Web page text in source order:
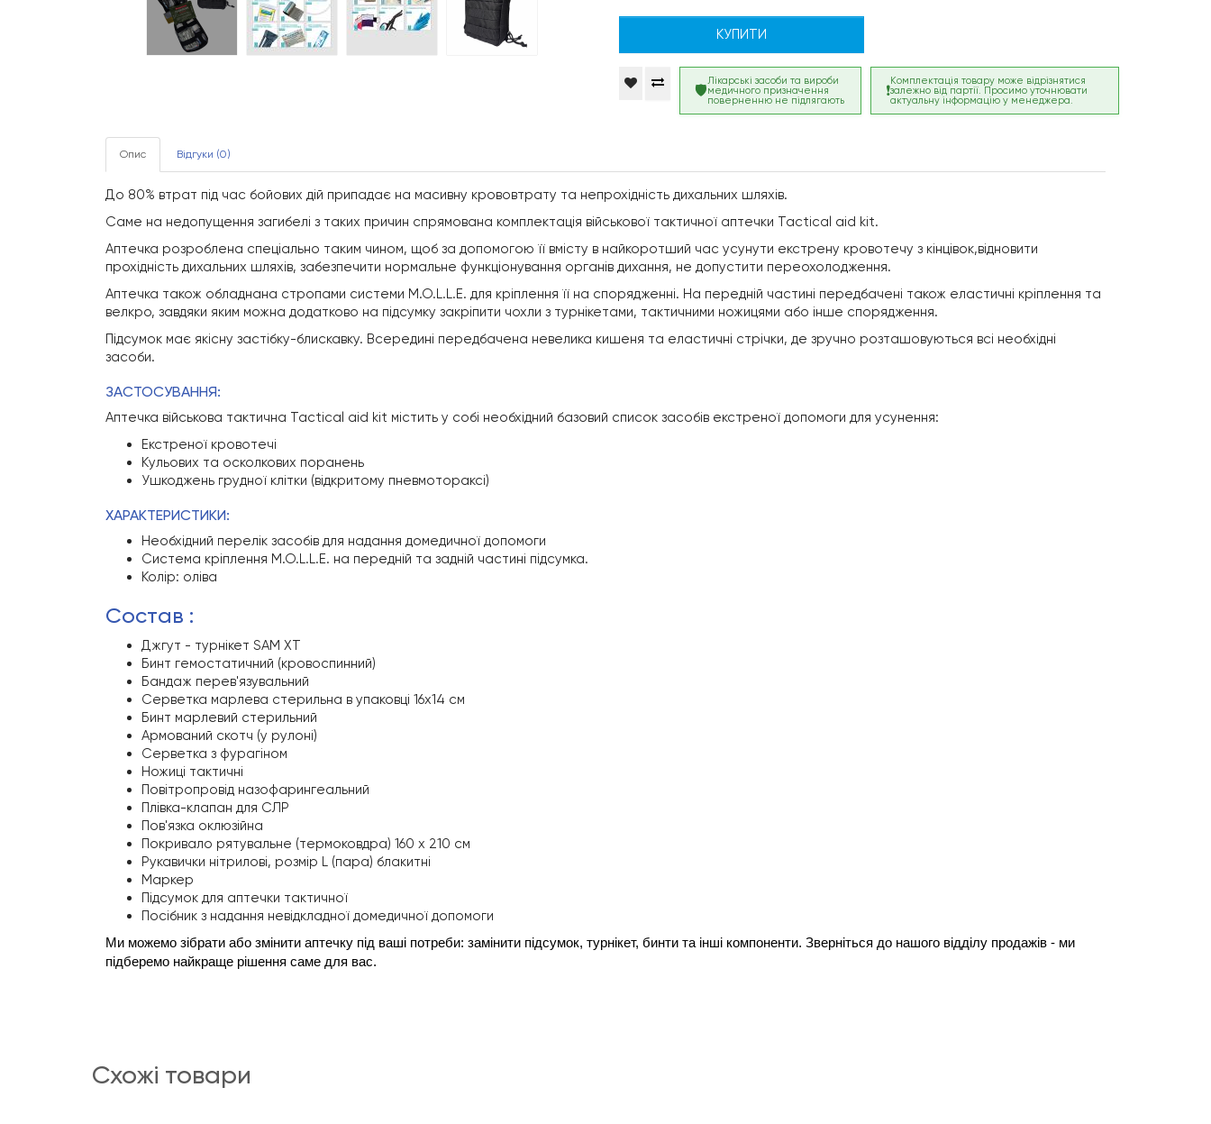
КУПИТИ
Лікарські засоби та вироби
медичного призначення
поверненню не підлягають
Комплектація товару може відрізнятися
залежно від партії. Просимо уточнювати
актуальну інформацію у менеджера.
Опис Відгуки (0)
До 80% втрат під час бойових дій припадає на масивну крововтрату та непрохідність дихальних шляхів.
Саме на недопущення загибелі з таких причин спрямована комплектація військової тактичної аптечки Tactical aid kit.
Аптечка розроблена спеціально таким чином, щоб за допомогою її вмісту в найкоротший час усунути екстрену кровотечу з кінцівок,відновити
прохідність дихальних шляхів, забезпечити нормальне функціонування органів дихання, не допустити переохолодження.
Аптечка також обладнана стропами системи M.O.L.L.E. для кріплення її на спорядженні. На передній частині передбачені також еластичні кріплення та
велкро, завдяки яким можна додатково на підсумку закріпити чохли з турнікетами, тактичними ножицями або інше спорядження.
Підсумок має якісну застібку-блискавку. Всередині передбачена невелика кишеня та еластичні стрічки, де зручнo розташовуються всі необхідні
зaсоби.
ЗАСТОСУВАННЯ:
Аптечка військова тактична Tactical aid kit містить у собі необхідний базовий список засобів екстреної допомоги для усунення:
Екстреної кровотечі
Кульових та осколкових поранень
Ушкоджень грудної клітки (відкритому пневмотораксі)
ХАРАКТЕРИСТИКИ:
Необхідний перелік засобів для надання домедичної допомоги
Система кріплення M.O.L.L.E. на передній та задній частині підсумка.
Колір: оліва
состав :
Джгут - турнікет SAM XT
Бинт гемостатичний (кровоспинний)
Бандаж перев'язувальний
Серветка марлева стерильна в упаковці 16х14 см
Бинт марлевий стерильний
Армований скотч (у рулоні)
Серветка з фурагіном
Ножиці тактичні
Повітропровід назофарингеальний
Плівка-клапан для СЛР
Пов'язка оклюзійна
Покривало рятувальне (термоковдра) 160 х 210 см
Рукавички нітрилові, розмір L (пара) блакитні
Маркер
Підсумок для аптечки тактичної
Посібник з надання невідкладної домедичної допомоги
Ми можемо зібрати або змінити аптечку під ваші потреби: замінити підсумок, турнікет, бинти та інші компоненти. Зверніться до нашого відділу продажів - ми
підберемо найкраще рішення саме для вас.
схожі товари